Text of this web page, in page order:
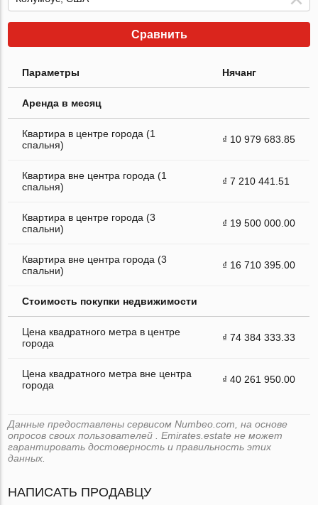
Сравнить
Параметры Нячанг
Аренда в месяц
Квартира в центре города (1
спальня)
₫ 10 979 683.85
Квартира вне центра города (1
спальня)
₫ 7 210 441.51
Квартира в центре города (3
спальни)
₫ 19 500 000.00
Квартира вне центра города (3
спальни)
₫ 16 710 395.00
Стоимость покупки недвижимости
Цена квадратного метра в центре
города
₫ 74 384 333.33
Цена квадратного метра вне центра
города
₫ 40 261 950.00
Данные предоставлены сервисом Numbeo.com, на основе
опросов своих пользователей . Emirates.estate не может
гарантировать достоверность и правильность этих
данных.
НАПИСАТЬ ПРОДАВЦУ